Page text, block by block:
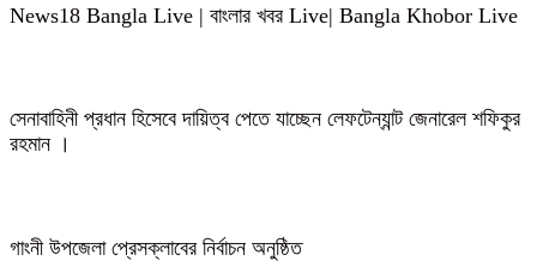
News18 Bangla Live | বাংলার খবর Live| Bangla Khobor Live
সেনাবাহিনী প্রধান হিসেবে দায়িত্ব পেতে যাচ্ছেন লেফটেন্যান্ট জেনারেল শফিকুর
রহমান ।
গাংনী উপজেলা প্রেসক্লাবের নির্বাচন অনুষ্ঠিত